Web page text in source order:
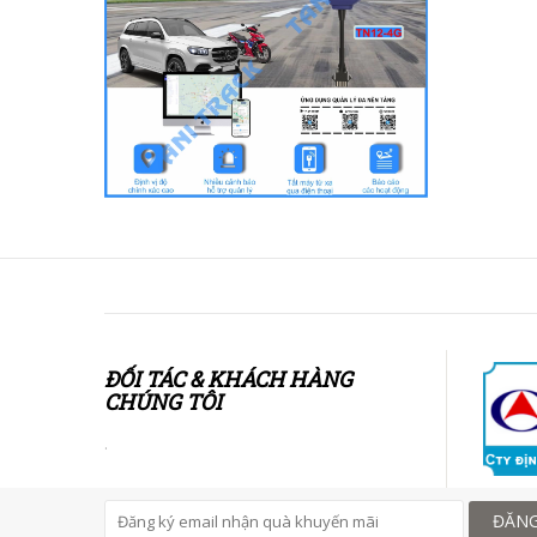
ĐỐI TÁC & KHÁCH HÀNG
CHÚNG TÔI
.